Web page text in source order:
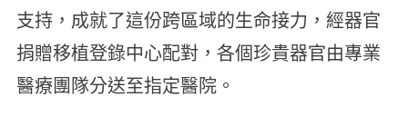
支持，成就了這份跨區域的生命接力，經器官
捐贈移植登錄中心配對，各個珍貴器官由專業
醫療團隊分送至指定醫院。